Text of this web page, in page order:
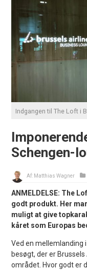
Indgangen til The Loft i
Schengen-
Af: Matthias Wagner
ANMELDELSE: The
godt produkt. Her
muligt at give
kåret som Europas
Ved en mellemlanding
besøgt, der er Brussels
området. Hvor godt er